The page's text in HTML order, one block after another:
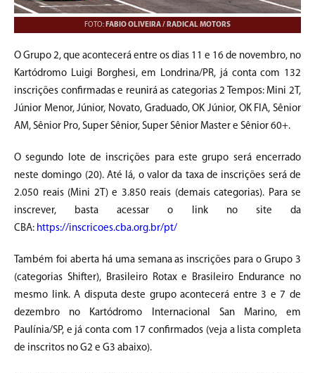
FOTO: FABIO OLIVEIRA / RADICAL MOTORS
O Grupo 2, que acontecerá entre os dias 11 e 16 de novembro, no
Kartódromo Luigi Borghesi, em Londrina/PR, já conta com 132
inscrições confirmadas e reunirá as categorias 2 Tempos: Mini 2T,
Júnior Menor, Júnior, Novato, Graduado, OK Júnior, OK FIA, Sênior
AM, Sênior Pro, Super Sênior, Super Sênior Master e Sênior 60+.
O segundo lote de inscrições para este grupo será encerrado
neste domingo (20). Até lá, o valor da taxa de inscrições será de
2.050 reais (Mini 2T) e 3.850 reais (demais categorias). Para se
inscrever, basta acessar o link no site da
CBA: https://inscricoes.cba.org.br/pt/
Também foi aberta há uma semana as inscrições para o Grupo 3
(categorias Shifter), Brasileiro Rotax e Brasileiro Endurance no
mesmo link. A disputa deste grupo acontecerá entre 3 e 7 de
dezembro no Kartódromo Internacional San Marino, em
Paulínia/SP, e já conta com 17 confirmados (veja a lista completa
de inscritos no G2 e G3 abaixo).